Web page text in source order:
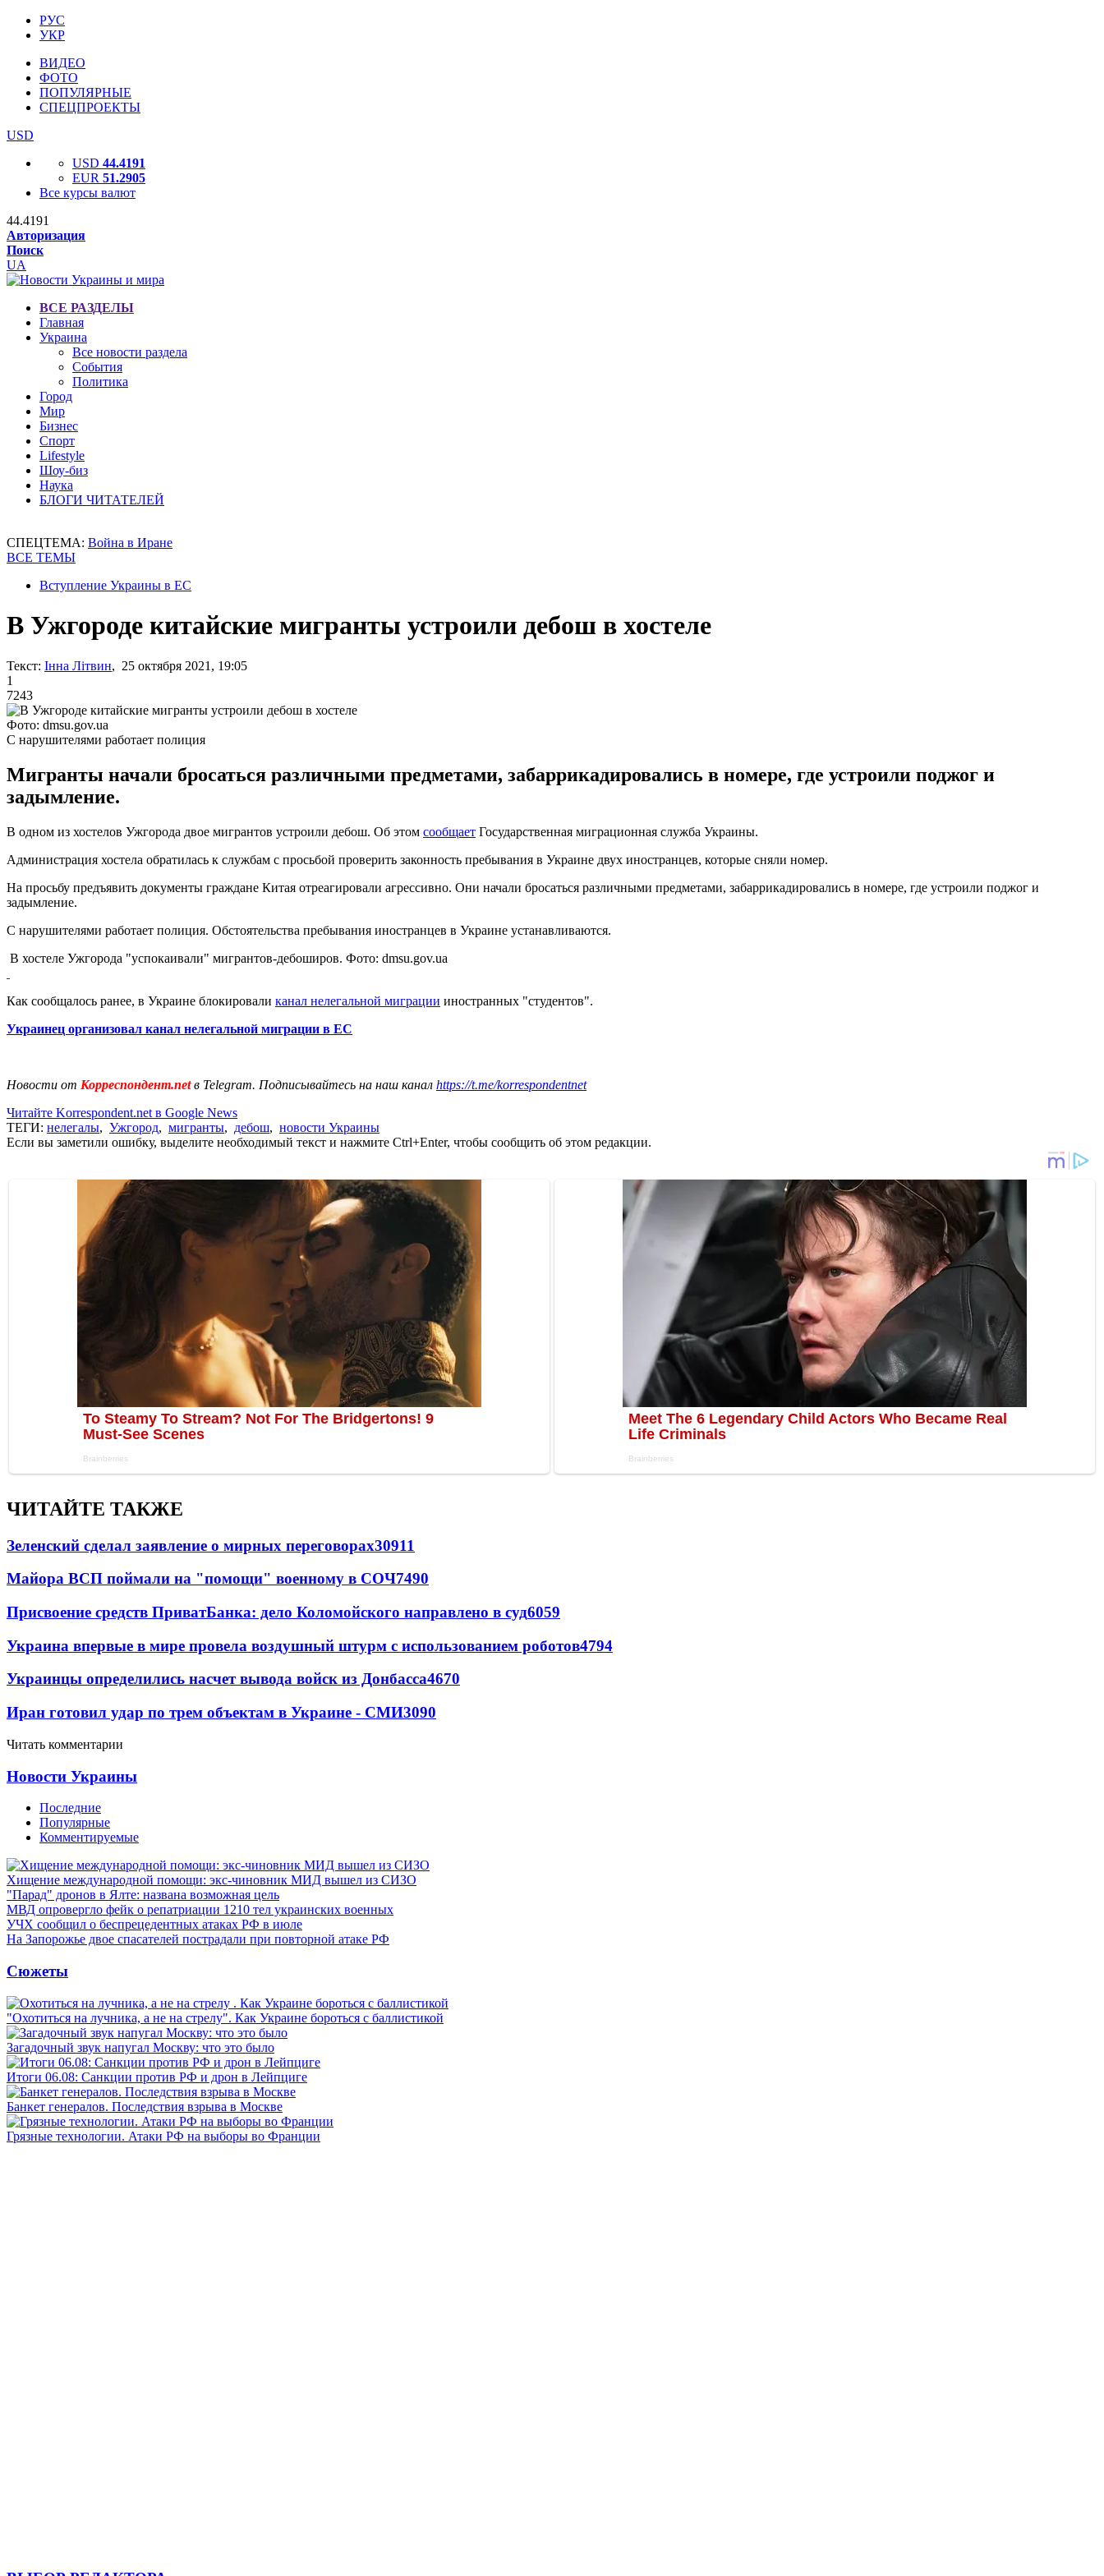
РУС
УКР
ВИДЕО
ФОТО
ПОПУЛЯРНЫЕ
СПЕЦПРОЕКТЫ
USD
USD 44.4191
EUR 51.2905
Все курсы валют
44.4191
Авторизация
Поиск
UA
ВСЕ РАЗДЕЛЫ
Главная
Украина
Все новости раздела
События
Политика
Город
Мир
Бизнес
Спорт
Lifestyle
Шоу-биз
Наука
БЛОГИ ЧИТАТЕЛЕЙ
СПЕЦТЕМА: Война в Иране
ВСЕ ТЕМЫ
Вступление Украины в ЕС
В Ужгороде китайские мигранты устроили дебош в хостеле
Текст: Інна Літвин, 25 октября 2021, 19:05
1
7243
Фото: dmsu.gov.ua
С нарушителями работает полиция
Мигранты начали бросаться различными предметами, забаррикадировались в номере, где устроили поджог и
задымление.
В одном из хостелов Ужгорода двое мигрантов устроили дебош. Об этом сообщает Государственная миграционная служба Украины.
Администрация хостела обратилась к службам с просьбой проверить законность пребывания в Украине двух иностранцев, которые сняли номер.
На просьбу предъявить документы граждане Китая отреагировали агрессивно. Они начали бросаться различными предметами, забаррикадировались в номере, где устроили поджог и
задымление.
С нарушителями работает полиция. Обстоятельства пребывания иностранцев в Украине устанавливаются.
В хостеле Ужгорода "успокаивали" мигрантов-дебоширов. Фото: dmsu.gov.ua
Как сообщалось ранее, в Украине блокировали канал нелегальной миграции иностранных "студентов".
Украинец организовал канал нелегальной миграции в ЕС
Новости от Корреспондент.netв Telegram. Подписывайтесь на наш канал https://t.me/korrespondentnet
Читайте Korrespondent.net в Google News
ТЕГИ: нелегалы, Ужгород, мигранты, дебош, новости Украины
Если вы заметили ошибку, выделите необходимый текст и нажмите Ctrl+Enter, чтобы сообщить об этом редакции.
ЧИТАЙТЕ ТАКЖЕ
Зеленский сделал заявление о мирных переговорах30911
Майора ВСП поймали на "помощи" военному в СОЧ7490
Присвоение средств ПриватБанка: дело Коломойского направлено в суд6059
Украина впервые в мире провела воздушный штурм с использованием роботов4794
Украинцы определились насчет вывода войск из Донбасса4670
Иран готовил удар по трем объектам в Украине - СМИ3090
Читать комментарии
Новости Украины
Последние
Популярные
Комментируемые
Хищение международной помощи: экс-чиновник МИД вышел из СИЗО
"Парад" дронов в Ялте: названа возможная цель
МВД опровергло фейк о репатриации 1210 тел украинских военных
УЧХ сообщил о беспрецедентных атаках РФ в июле
На Запорожье двое спасателей пострадали при повторной атаке РФ
Сюжеты
"Охотиться на лучника, а не на стрелу". Как Украине бороться с баллистикой
Загадочный звук напугал Москву: что это было
Итоги 06.08: Санкции против РФ и дрон в Лейпциге
Банкет генералов. Последствия взрыва в Москве
Грязные технологии. Атаки РФ на выборы во Франции